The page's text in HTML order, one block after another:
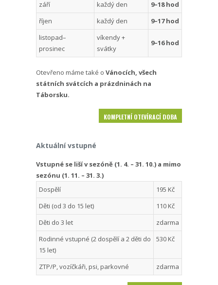
září každý den
9–18 hod
říjen
každý den
9–17 hod
listopad–
prosinec
víkendy +
svátky
9–16 hod
Otevřeno máme také o Vánocích, všech
státních svátcích a prázdninách na
Táborsku.
KOMPLETNÍ OTEVÍRACÍ DOBA
Aktuální vstupné
Vstupné se liší v sezóně (1. 4. – 31. 10.) a mimo
sezónu (1. 11. – 31. 3.)
Dospělí
195 Kč
Děti (od 3 do 15 let)
110 Kč
Děti do 3 let
zdarma
Rodinné vstupné (2 dospělí a 2 děti do
15 let)
530 Kč
ZTP/P, vozíčkáři, psi, parkovné zdarma